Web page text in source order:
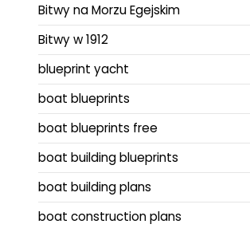
Bitwy na Morzu Egejskim
Bitwy w 1912
blueprint yacht
boat blueprints
boat blueprints free
boat building blueprints
boat building plans
boat construction plans